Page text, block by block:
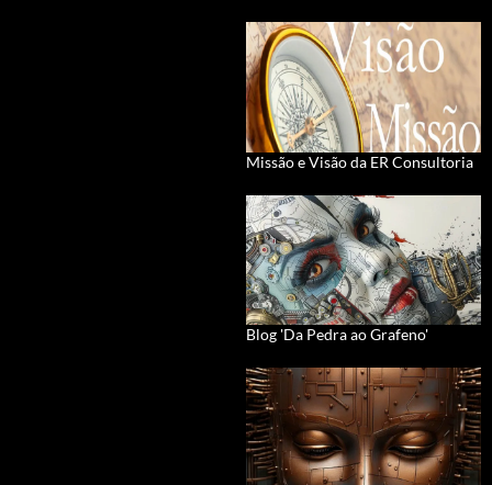
Missão e Visão da ER Consultoria
Blog 'Da Pedra ao Grafeno'